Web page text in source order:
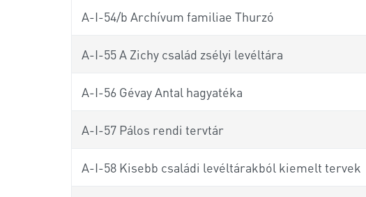
A-I-54/b Archívum familiae Thurzó
A-I-55 A Zichy család zsélyi levéltára
A-I-56 Gévay Antal hagyatéka
A-I-57 Pálos rendi tervtár
A-I-58 Kisebb családi levéltárakból kiemelt tervek